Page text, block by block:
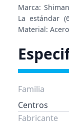
Marca:
La estándar
Material:
Familia
Centros
Fabricante